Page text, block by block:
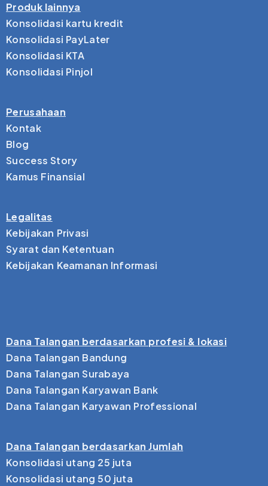
Produk lainnya
Konsolidasi kartu kredit
Konsolidasi PayLater
Konsolidasi KTA
Konsolidasi Pinjol
Perusahaan
Kontak
Blog
Success Story
Kamus Finansial
Legalitas
Kebijakan Privasi
Syarat dan Ketentuan
Kebijakan Keamanan Informasi
Dana Talangan berdasarkan profesi & lokasi
Dana Talangan Bandung
Dana Talangan Surabaya
Dana Talangan Karyawan Bank
Dana Talangan Karyawan Professional
Dana Talangan berdasarkan Jumlah
Konsolidasi utang 25 juta
Konsolidasi utang 50 juta